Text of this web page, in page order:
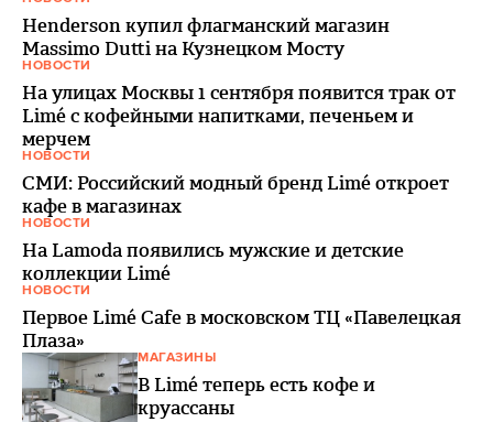
Henderson купил флагманский магазин
Massimo Dutti на Кузнецком Мосту
НОВОСТИ
На улицах Москвы 1 сентября появится трак от
Limé с кофейными напитками, печеньем и
мерчем
НОВОСТИ
СМИ: Российский модный бренд Limé откроет
кафе в магазинах
НОВОСТИ
На Lamoda появились мужские и детские
коллекции Limé
НОВОСТИ
Первое Limé Cafe в московском ТЦ «Павелецкая
Плаза»
МАГАЗИНЫ
В Limé теперь есть кофе и
круассаны